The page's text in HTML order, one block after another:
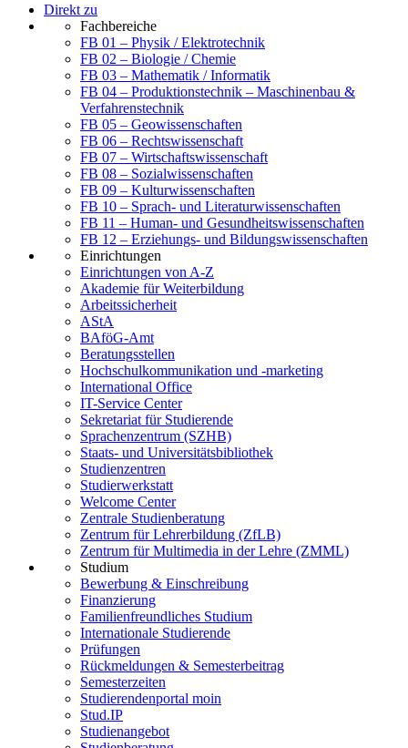
Direkt zu
Fachbereiche
FB 01 – Physik / Elektrotechnik
FB 02 – Biologie / Chemie
FB 03 – Mathematik / Informatik
FB 04 – Produktionstechnik – Maschinenbau &
Verfahrenstechnik
FB 05 – Geowissenschaften
FB 06 – Rechtswissenschaft
FB 07 – Wirtschaftswissenschaft
FB 08 – Sozialwissenschaften
FB 09 – Kulturwissenschaften
FB 10 – Sprach- und Literaturwissenschaften
FB 11 – Human- und Gesundheitswissenschaften
FB 12 – Erziehungs- und Bildungswissenschaften
Einrichtungen
Einrichtungen von A-Z
Akademie für Weiterbildung
Arbeitssicherheit
AStA
BAföG-Amt
Beratungsstellen
Hochschulkommunikation und -marketing
International Office
IT-Service Center
Sekretariat für Studierende
Sprachenzentrum (SZHB)
Staats- und Universitätsbibliothek
Studienzentren
Studierwerkstatt
Welcome Center
Zentrale Studienberatung
Zentrum für Lehrerbildung (ZfLB)
Zentrum für Multimedia in der Lehre (ZMML)
Studium
Bewerbung & Einschreibung
Finanzierung
Familienfreundliches Studium
Internationale Studierende
Prüfungen
Rückmeldungen & Semesterbeitrag
Semesterzeiten
Studierendenportal moin
Stud.IP
Studienangebot